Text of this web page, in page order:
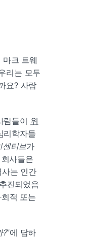
크 트웨
리는 모두
요? 사람
람들이 위
리학자들
센티브가
사들은
는 인간
진되었음
적 또는
?”에 답하